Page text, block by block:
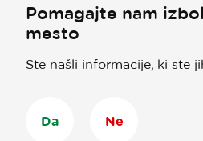
Pomagajte nam
mesto
Ste našli informacije, ki ste
Da Ne